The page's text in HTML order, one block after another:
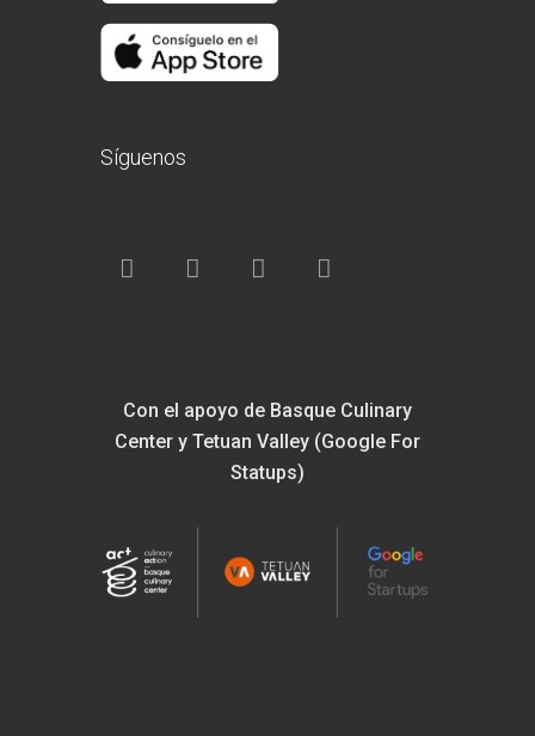
Síguenos
Con el apoyo de Basque Culinary
Center y Tetuan Valley (Google For
Statups)